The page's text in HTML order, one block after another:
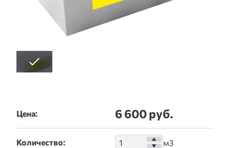
Цена: 6 600 руб.
Количество: